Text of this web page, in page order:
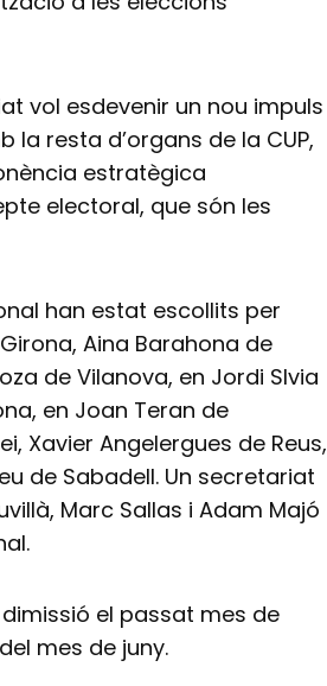
vol esdevenir un nou impuls
resta d’organs de la CUP,
estratègica
electoral, que són les
han estat escollits per
Aina Barahona de
de Vilanova, en Jordi Slvia
en Joan Teran de
Xavier Angelergues de Reus,
de Sabadell. Un secretariat
Marc Sallas i Adam Majó
el passat mes de
mes de juny.